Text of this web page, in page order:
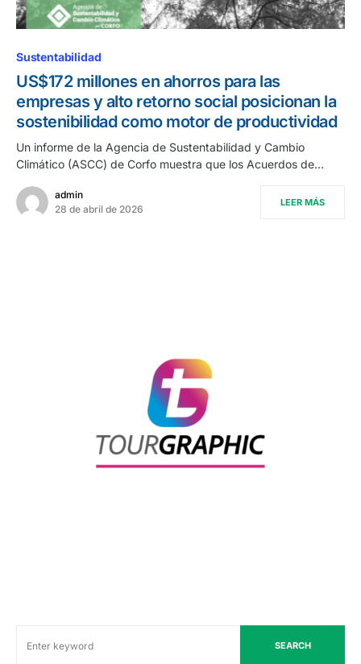
Sustentabilidad
US$172 millones en ahorros para las
empresas y alto retorno social posicionan la
sostenibilidad como motor de productividad
Un informe de la Agencia de Sustentabilidad y Cambio
Climático (ASCC) de Corfo muestra que los Acuerdos de…
admin
28 de abril de 2026
LEER MÁS
SEARCH